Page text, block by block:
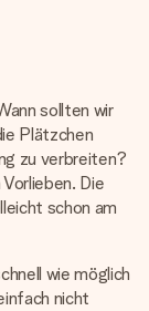
sollten wir
Plätzchen
zu verbreiten?
Die
schon am
wie möglich
nicht